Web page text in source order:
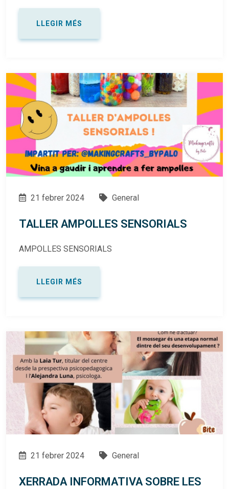
LLEGIR MÉS
21 febrer 2024 General
TALLER AMPOLLES SENSORIALS
AMPOLLES SENSORIALS
LLEGIR MÉS
21 febrer 2024 General
XERRADA INFORMATIVA SOBRE LES